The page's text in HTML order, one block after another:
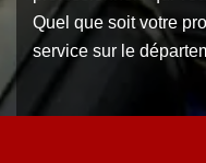
Quel que soit votre
service sur le